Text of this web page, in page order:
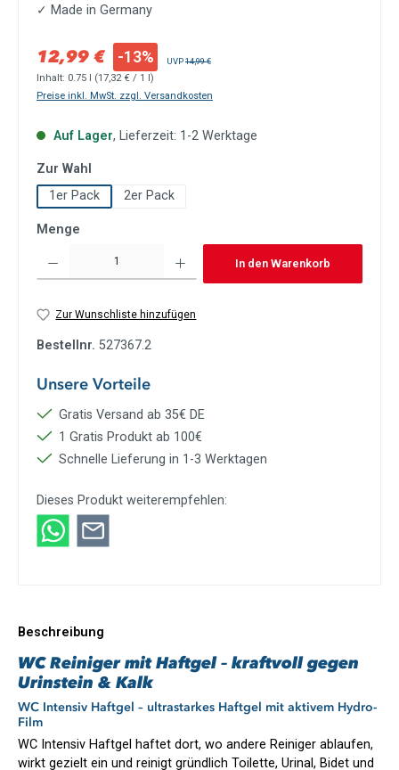
✓ Made in Germany
Verkaufspreis:
12,99 € -13% Regulärer Preis:
UVP14,99 €
Inhalt: 0.75 l (17,32 € / 1 l)
Preise inkl. MwSt. zzgl. Versandkosten
Auf Lager, Lieferzeit: 1-2 Werktage
Zur Wahl
1er Pack
2er Pack
Menge
Produkt Anzahl: Gib den gewünschten Wert ein oder benutze die Schaltflächen um die
In den Warenkorb
Zur Wunschliste hinzufügen
Bestellnr. 527367.2
Unsere Vorteile
Gratis Versand ab 35€ DE
1 Gratis Produkt ab 100€
Schnelle Lieferung in 1-3 Werktagen
Dieses Produkt weiterempfehlen:
Beschreibung
WC Reiniger mit Haftgel – kraftvoll gegen
Urinstein & Kalk
WC Intensiv Haftgel – ultrastarkes Haftgel mit aktivem Hydro-
Film
WC Intensiv Haftgel haftet dort, wo andere Reiniger ablaufen,
wirkt gezielt ein und reinigt gründlich Toilette, Urinal, Bidet und